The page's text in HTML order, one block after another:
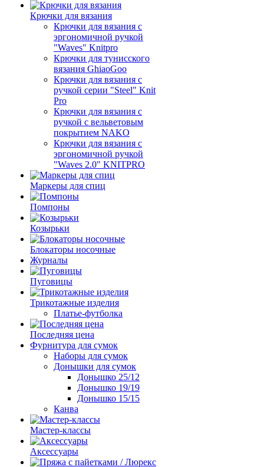
Крючки для вязания
Крючки для вязания с
эргономичной ручкой
"Waves" Knitpro
Крючки для тунисского
вязания GhiaoGoo
Крючки для вязания с
ручкой серии "Steel" Knit
Pro
Крючки для вязания с
ручкой с вельветовым
покрытием NAKO
Крючки для вязания с
эргономичной ручкой
"Waves 2.0" KNITPRO
Маркеры для спиц
Помпоны
Козырьки
Блокаторы носочные
Журналы
Пуговицы
Трикотажные изделия
Платье-футболка
Последняя цена
Фурнитура для сумок
Наборы для сумок
Донышки для сумок
Донышко 25/12
Донышко 19/19
Донышко 15/15
Канва
Мастер-классы
Аксессуары